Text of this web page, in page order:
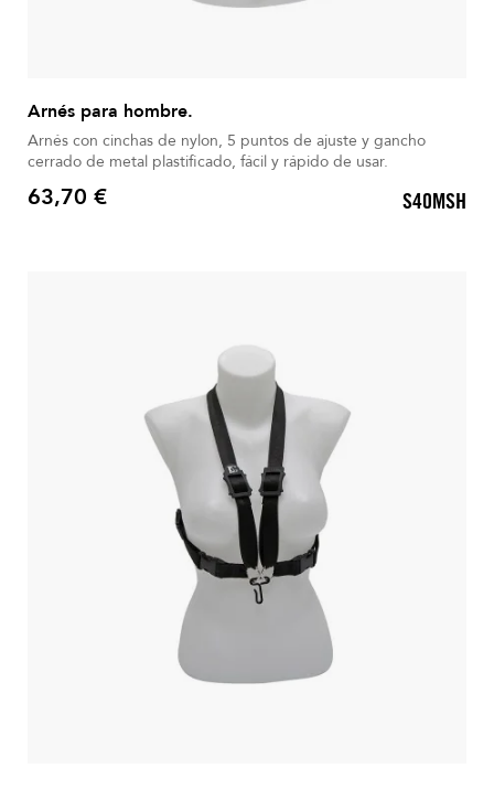
Arnés para hombre.
Arnés con cinchas de nylon, 5 puntos de ajuste y gancho
cerrado de metal plastificado, fácil y rápido de usar.
Precio
63,70 € S40MSH